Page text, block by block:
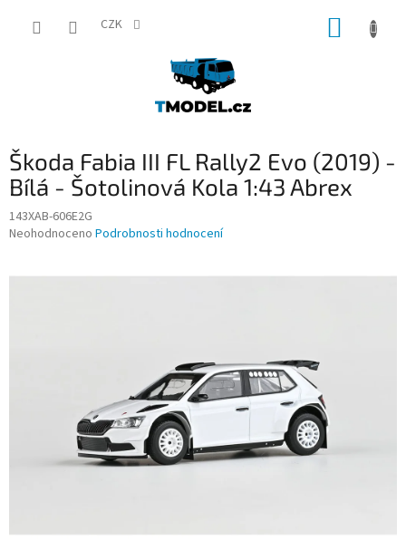
CZK
Škoda Fabia III FL Rally2 Evo (2019) -
Bílá - Šotolinová Kola 1:43 Abrex
143XAB-606E2G
Průměrné
Neohodnoceno Podrobnosti hodnocení